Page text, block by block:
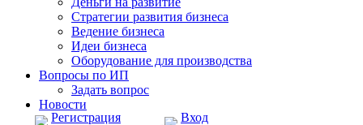
Стратегии развития бизнеса
Ведение бизнеса
Идеи бизнеса
Оборудование для производства
Вопросы по ИП
Задать вопрос
Новости
Регистрация
Вход